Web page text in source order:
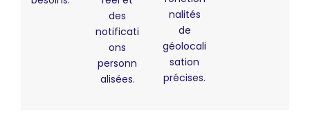
des
notificati
ons
personn
alisées.
nalités
de
géolocali
sation
précises.